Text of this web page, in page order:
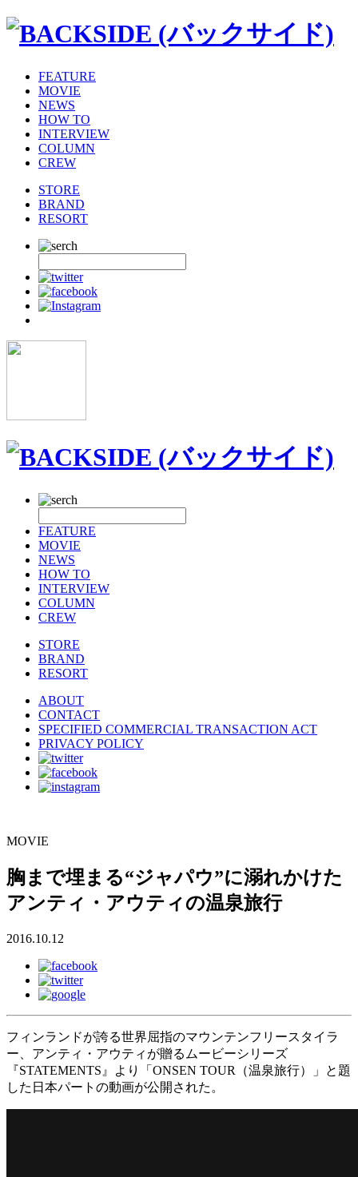
FEATURE
MOVIE
NEWS
HOW TO
INTERVIEW
COLUMN
CREW
STORE
BRAND
RESORT
FEATURE
MOVIE
NEWS
HOW TO
INTERVIEW
COLUMN
CREW
STORE
BRAND
RESORT
ABOUT
CONTACT
SPECIFIED COMMERCIAL TRANSACTION ACT
PRIVACY POLICY
MOVIE
胸まで埋まる“ジャパウ”に溺れかけた
アンティ・アウティの温泉旅行
2016.10.12
フィンランドが誇る世界屈指のマウンテンフリースタイラ
ー、アンティ・アウティが贈るムービーシリーズ
『STATEMENTS』より「ONSEN TOUR（温泉旅行）」と題
した日本パートの動画が公開された。